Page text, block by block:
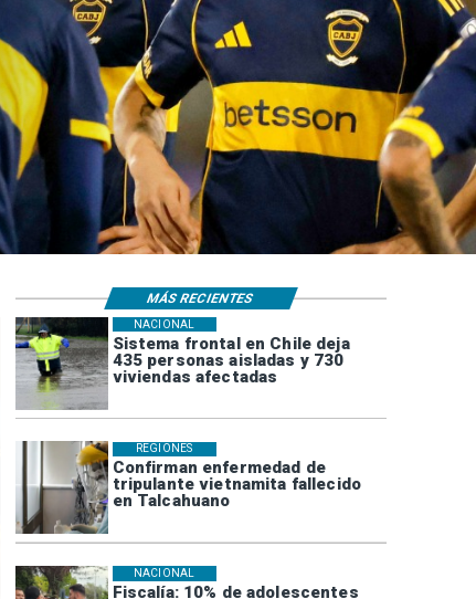
Sistema frontal en Chile deja
435 personas aisladas y 730
viviendas afectadas
NACIONAL
Confirman enfermedad de
tripulante vietnamita fallecido
en Talcahuano
REGIONES
Fiscalía: 10% de adolescentes
NACIONAL
MÁS RECIENTES